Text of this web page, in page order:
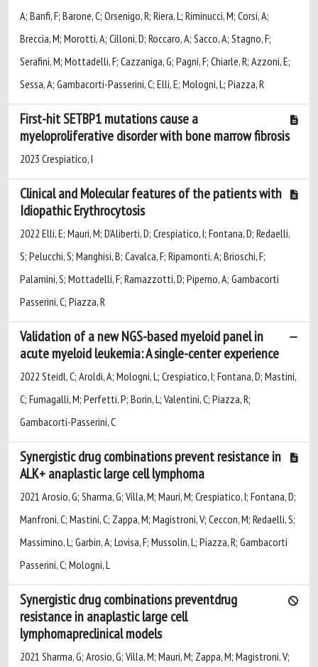
A; Banfi, F; Barone, C; Orsenigo, R; Riera, L; Riminucci, M; Corsi, A;
Breccia, M; Morotti, A; Cilloni, D; Roccaro, A; Sacco, A; Stagno, F;
Serafini, M; Mottadelli, F; Cazzaniga, G; Pagni, F; Chiarle, R; Azzoni, E;
Sessa, A; Gambacorti-Passerini, C; Elli, E; Mologni, L; Piazza, R
First-hit SETBP1 mutations cause a
myeloproliferative disorder with bone marrow fibrosis
2023 Crespiatico, I
Clinical and Molecular features of the patients with
Idiopathic Erythrocytosis
2022 Elli, E; Mauri, M; D’Aliberti, D; Crespiatico, I; Fontana, D; Redaelli,
S; Pelucchi, S; Manghisi, B; Cavalca, F; Ripamonti, A; Brioschi, F;
Palamini, S; Mottadelli, F; Ramazzotti, D; Piperno, A; Gambacorti
Passerini, C; Piazza, R
Validation of a new NGS-based myeloid panel in
acute myeloid leukemia: A single-center experience
2022 Steidl, C; Aroldi, A; Mologni, L; Crespiatico, I; Fontana, D; Mastini,
C; Fumagalli, M; Perfetti, P; Borin, L; Valentini, C; Piazza, R;
Gambacorti-Passerini, C
Synergistic drug combinations prevent resistance in
ALK+ anaplastic large cell lymphoma
2021 Arosio, G; Sharma, G; Villa, M; Mauri, M; Crespiatico, I; Fontana, D;
Manfroni, C; Mastini, C; Zappa, M; Magistroni, V; Ceccon, M; Redaelli, S;
Massimino, L; Garbin, A; Lovisa, F; Mussolin, L; Piazza, R; Gambacorti
Passerini, C; Mologni, L
Synergistic drug combinations preventdrug
resistance in anaplastic large cell
lymphomapreclinical models
2021 Sharma, G; Arosio, G; Villa, M; Mauri, M; Zappa, M; Magistroni, V;